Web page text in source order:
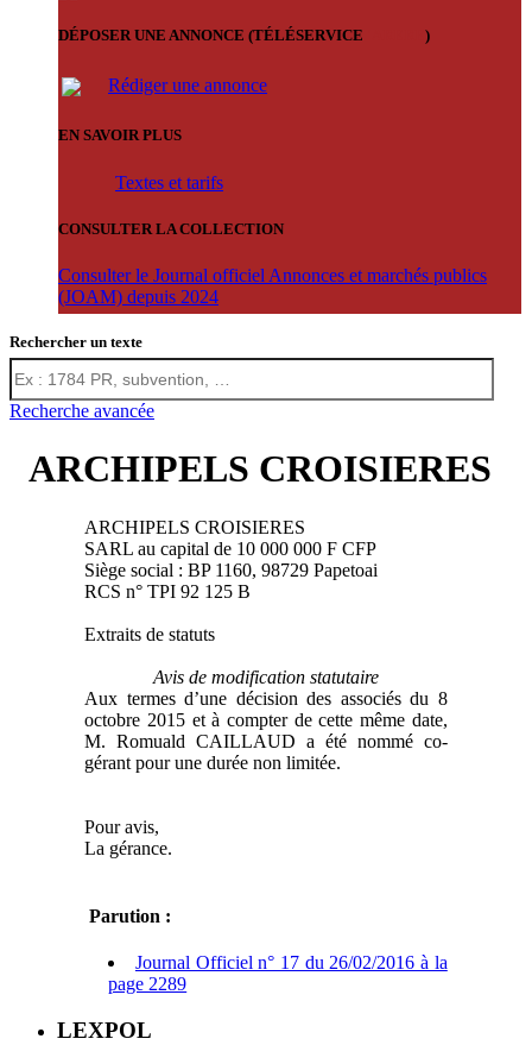
DÉPOSER UNE ANNONCE (TÉLÉSERVICE )
Rédiger une annonce
EN SAVOIR PLUS
Textes et tarifs
CONSULTER LA COLLECTION
Consulter le Journal officiel Annonces et marchés publics
(JOAM) depuis 2024
Rechercher un texte
Recherche avancée
ARCHIPELS CROISIERES
ARCHIPELS CROISIERES
SARL au capital de 10 000 000 F CFP
Siège social : BP 1160, 98729 Papetoai
RCS n° TPI 92 125 B
Extraits de statuts
Avis de modification statutaire
Aux termes d’une décision des associés du 8
octobre 2015 et à compter de cette même date,
M. Romuald CAILLAUD a été nommé co-
gérant pour une durée non limitée.
Pour avis,
La gérance.
Parution :
Journal Officiel n° 17 du 26/02/2016 à la
page 2289
LEXPOL